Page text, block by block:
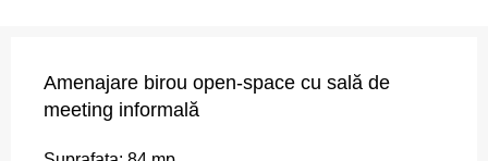
Amenajare birou open-space cu sală de
meeting informală